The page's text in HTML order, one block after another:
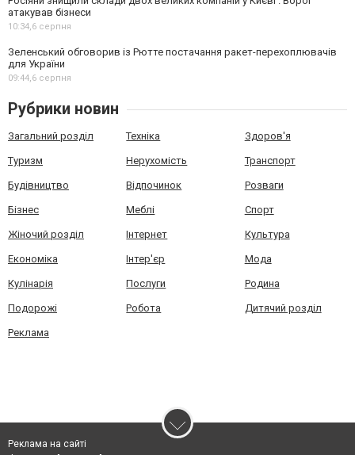
атакував бізнеси
10:34,6 серпня
Зеленський обговорив із Рютте постачання ракет-перехоплювачів
для України
09:44,6 серпня
Рубрики новин
Загальний розділ Техніка Здоров'я
Туризм Нерухомість Транспорт
Будівництво Відпочинок Розваги
Бізнес Меблі Спорт
Жіночий розділ Інтернет Культура
Економіка Інтер'єр Мода
Кулінарія Послуги Родина
Подорожі Робота Дитячий розділ
Реклама
Реклама на сайті